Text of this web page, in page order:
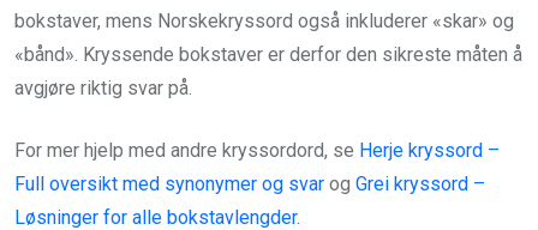
bokstaver, mens Norskekryssord også inkluderer «skar» og
«bånd». Kryssende bokstaver er derfor den sikreste måten å
avgjøre riktig svar på.
For mer hjelp med andre kryssordord, se Herje kryssord –
Full oversikt med synonymer og svar og Grei kryssord –
Løsninger for alle bokstavlengder.